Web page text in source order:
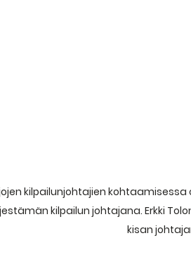
kilpailunjohtajien
kilpailun johtajana. Erkki
kisan